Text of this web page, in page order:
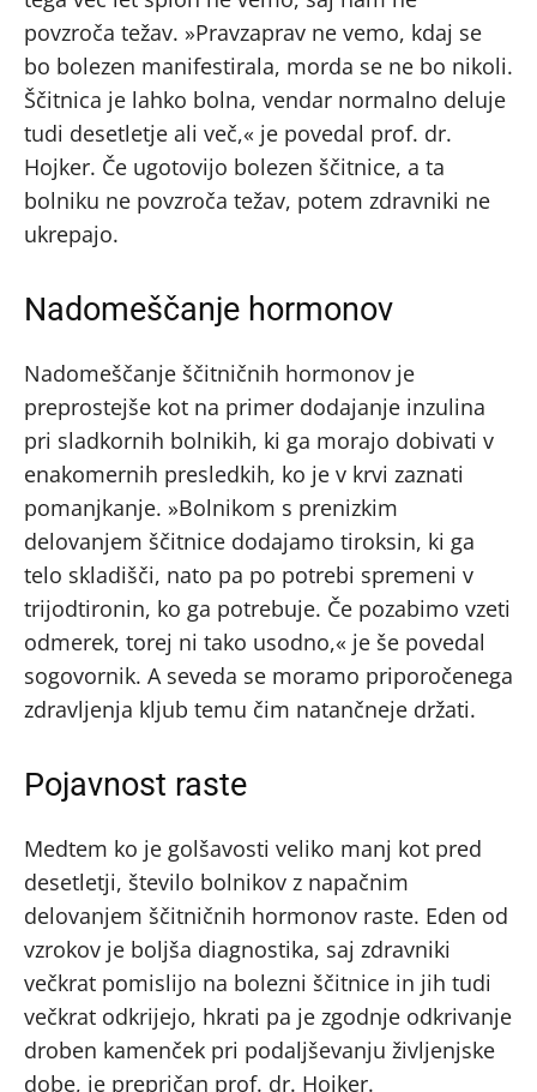
povzroča težav. »Pravzaprav ne vemo, kdaj se
bo bolezen manifestirala, morda se ne bo nikoli.
Ščitnica je lahko bolna, vendar normalno deluje
tudi desetletje ali več,« je povedal prof. dr.
Hojker. Če ugotovijo bolezen ščitnice, a ta
bolniku ne povzroča težav, potem zdravniki ne
ukrepajo.
Nadomeščanje hormonov
Nadomeščanje ščitničnih hormonov je
preprostejše kot na primer dodajanje inzulina
pri sladkornih bolnikih, ki ga morajo dobivati v
enakomernih presledkih, ko je v krvi zaznati
pomanjkanje. »Bolnikom s prenizkim
delovanjem ščitnice dodajamo tiroksin, ki ga
telo skladišči, nato pa po potrebi spremeni v
trijodtironin, ko ga potrebuje. Če pozabimo vzeti
odmerek, torej ni tako usodno,« je še povedal
sogovornik. A seveda se moramo priporočenega
zdravljenja kljub temu čim natančneje držati.
Pojavnost raste
Medtem ko je golšavosti veliko manj kot pred
desetletji, število bolnikov z napačnim
delovanjem ščitničnih hormonov raste. Eden od
vzrokov je boljša diagnostika, saj zdravniki
večkrat pomislijo na bolezni ščitnice in jih tudi
večkrat odkrijejo, hkrati pa je zgodnje odkrivanje
droben kamenček pri podaljševanju življenjske
dobe, je prepričan prof. dr. Hojker.